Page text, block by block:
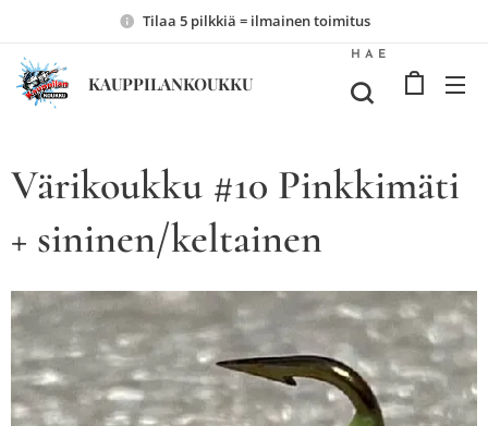
Tilaa 5 pilkkiä = ilmainen toimitus
KAUPPILANKOUKKU
HAE
Värikoukku #10 Pinkkimäti
+ sininen/keltainen